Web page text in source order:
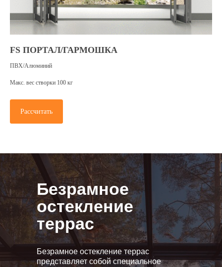
FS ПОРТАЛ/ГАРМОШКА
ПВХ/Алюминий
Макс. вес створки 100 кг
Рассчитать
Безрамное
остекление
террас
Безрамное остекление террас
представляет собой специальное
privet@oknapeople.ru
Гарантия и доставка
© Oknapeople, 2017
Политика конфиденциальности
и обработки персональных данных